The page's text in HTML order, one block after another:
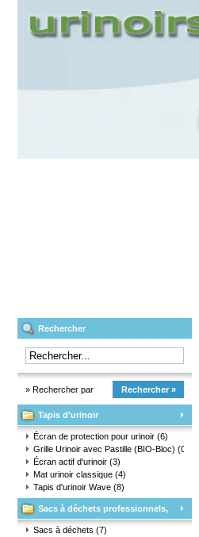
Rechercher
» Rechercher par
marque
Rechercher »
Tapis d'urinoir
Écran de protection pour urinoir (6)
Grille Urinoir avec Pastille (BIO-Bloc) (0)
Écran actif d'urinoir (3)
Mat urinoir classique (4)
Tapis d'urinoir Wave (8)
Sacs à déchets professionnels,
matériaux d'emballage et gants
Sacs à déchets (7)